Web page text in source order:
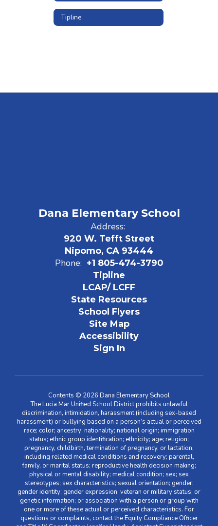
Tipline
Dana Elementary School
Address:
920 W. Tefft Street
Nipomo, CA 93444
Phone: +1 805-474-3790
Tipline
LCAP/ LCFF
State Resources
School Flyers
Site Map
Accessibility
Sign In
Contents © 2026 Dana Elementary School
The Lucia Mar Unified School District prohibits unlawful
discrimination, intimidation, harassment (including sex-based
harassment) or bullying based on a person’s actual or perceived
race; color; ancestry; nationality; national origin; immigration
status; ethnic group identification; ethnicity; age; religion;
pregnancy, childbirth, termination of pregnancy, or lactation,
including related medical conditions and recovery; parental,
family, or marital status; reproductive health decision making;
physical or mental disability; medical condition; sex; sex
stereotypes; sex characteristics; sexual orientation; gender;
gender identity; gender expression; veteran or military status; or
genetic information; or association with a person or group with
one or more of these actual or perceived characteristics. For
questions or complaints, contact the Equity Compliance Officer